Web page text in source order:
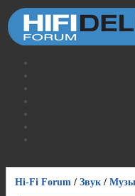
Hi-Fi Forum / Звук /